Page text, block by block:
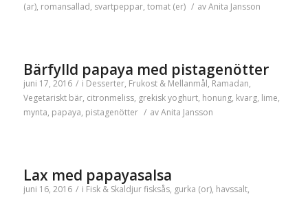
(ar), romansallad, svartpeppar, tomat (er) / avAnita Jansson
Bärfylld papaya med pistagenötter
juni 17, 2016 / i Desserter, Frukost & Mellanmål, Ramadan,
Vegetariskt bär, citronmeliss, grekisk yoghurt, honung, kvarg, lime,
mynta, papaya, pistagenötter / avAnita Jansson
Lax med papayasalsa
juni 16, 2016 / i Fisk & Skaldjur fisksås, gurka (or), havssalt,